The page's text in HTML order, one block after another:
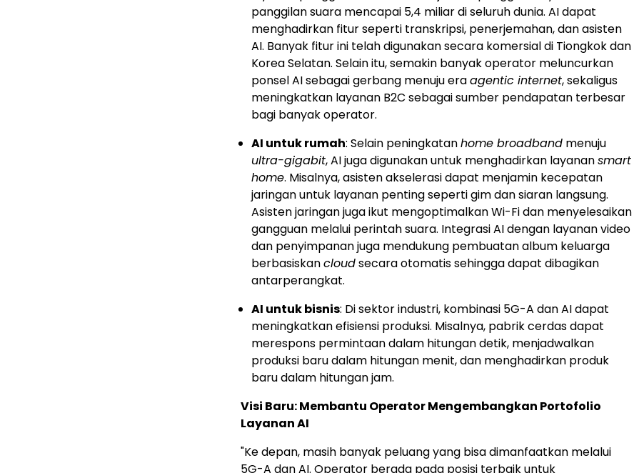
panggilan suara mencapai 5,4 miliar di seluruh dunia. AI dapat
menghadirkan fitur seperti transkripsi, penerjemahan, dan asisten
AI. Banyak fitur ini telah digunakan secara komersial di Tiongkok dan
Korea Selatan. Selain itu, semakin banyak operator meluncurkan
ponsel AI sebagai gerbang menuju eraagentic internet, sekaligus
meningkatkan layanan B2C sebagai sumber pendapatan terbesar
bagi banyak operator.
AI untuk rumah: Selain peningkatanhome broadband menuju
ultra-gigabit, AI juga digunakan untuk menghadirkan layanansmart
home. Misalnya, asisten akselerasi dapat menjamin kecepatan
jaringan untuk layanan penting seperti gim dan siaran langsung.
Asisten jaringan juga ikut mengoptimalkan Wi-Fi dan menyelesaikan
gangguan melalui perintah suara. Integrasi AI dengan layanan video
dan penyimpanan juga mendukung pembuatan album keluarga
berbasiskancloudsecara otomatis sehingga dapat dibagikan
antarperangkat.
AI untuk bisnis: Di sektor industri, kombinasi 5G-A dan AI dapat
meningkatkan efisiensi produksi. Misalnya, pabrik cerdas dapat
merespons permintaan dalam hitungan detik, menjadwalkan
produksi baru dalam hitungan menit, dan menghadirkan produk
baru dalam hitungan jam.
Visi Baru: Membantu Operator Mengembangkan Portofolio
Layanan AI
"Ke depan, masih banyak peluang yang bisa dimanfaatkan melalui
5G-A dan AI. Operator berada pada posisi terbaik untuk